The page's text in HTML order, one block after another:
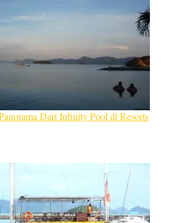
Dari Infinity Pool di Resorts